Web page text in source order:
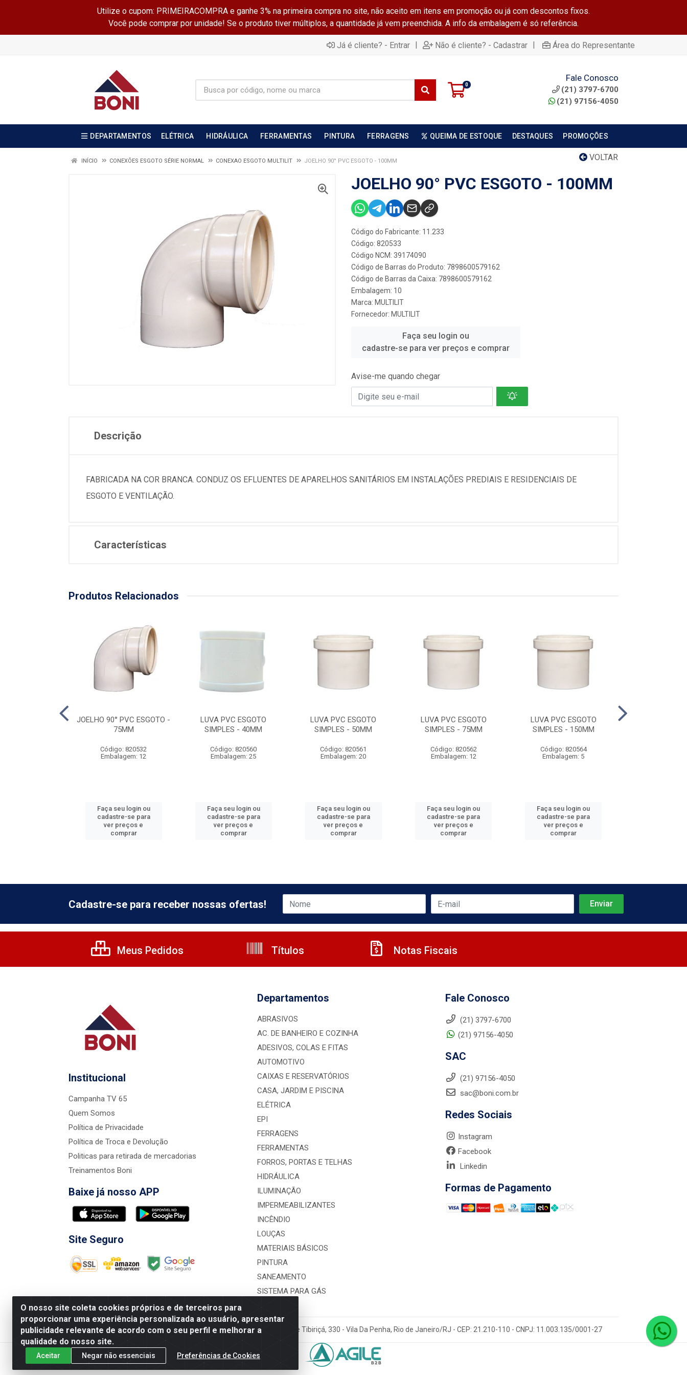
Utilize o cupom: PRIMEIRACOMPRA e ganhe 3% na primeira compra no site, não aceito em itens em promoção ou já com descontos fixos.
Você pode comprar por unidade! Se o produto tiver múltiplos, a quantidade já vem preenchida. A info da embalagem é só referência.
Já é cliente? - Entrar | Não é cliente? - Cadastrar | Área do Representante
0
Fale Conosco
(21) 3797-6700
(21) 97156-4050
DEPARTAMENTOS ELÉTRICA HIDRÁULICA FERRAMENTAS PINTURA FERRAGENS QUEIMA DE ESTOQUE DESTAQUES PROMOÇÕES
VOLTAR
INÍCIO CONEXÕES ESGOTO SÉRIE NORMAL CONEXAO ESGOTO MULTILIT JOELHO 90° PVC ESGOTO - 100MM
JOELHO 90° PVC ESGOTO - 100MM
Código do Fabricante: 11.233
Código: 820533
Código NCM: 39174090
Código de Barras do Produto: 7898600579162
Código de Barras da Caixa: 7898600579162
Embalagem: 10
Marca: MULTILIT
Fornecedor: MULTILIT
Faça seu login ou
cadastre-se para ver preços e comprar
Avise-me quando chegar
Descrição
FABRICADA NA COR BRANCA. CONDUZ OS EFLUENTES DE APARELHOS SANITÁRIOS EM INSTALAÇÕES PREDIAIS E RESIDENCIAIS DE
ESGOTO E VENTILAÇÃO.
Características
Produtos Relacionados
JOELHO 90° PVC ESGOTO -
75MM
Código: 820532
Embalagem: 12
Faça seu login ou
cadastre-se para
ver preços e
comprar
LUVA PVC ESGOTO
SIMPLES - 40MM
Código: 820560
Embalagem: 25
Faça seu login ou
cadastre-se para
ver preços e
comprar
LUVA PVC ESGOTO
SIMPLES - 50MM
Código: 820561
Embalagem: 20
Faça seu login ou
cadastre-se para
ver preços e
comprar
LUVA PVC ESGOTO
SIMPLES - 75MM
Código: 820562
Embalagem: 12
Faça seu login ou
cadastre-se para
ver preços e
comprar
LUVA PVC ESGOTO
SIMPLES - 150MM
Código: 820564
Embalagem: 5
Faça seu login ou
cadastre-se para
ver preços e
comprar
O nosso site coleta cookies próprios e de terceiros para
proporcionar uma experiência personalizada ao usuário, apresentar
publicidade relevante de acordo com o seu perfil e melhorar a
qualidade do nosso site.
Aceitar Negar não essenciais Preferências de Cookies
Cadastre-se para receber nossas ofertas!
Meus Pedidos Títulos Notas Fiscais
Institucional
Campanha TV 65
Quem Somos
Política de Privacidade
Política de Troca e Devolução
Politicas para retirada de mercadorias
Treinamentos Boni
Baixe já nosso APP
Site Seguro
Departamentos
ABRASIVOS
AC. DE BANHEIRO E COZINHA
ADESIVOS, COLAS E FITAS
AUTOMOTIVO
CAIXAS E RESERVATÓRIOS
CASA, JARDIM E PISCINA
ELÉTRICA
EPI
FERRAGENS
FERRAMENTAS
FORROS, PORTAS E TELHAS
HIDRÁULICA
ILUMINAÇÃO
IMPERMEABILIZANTES
INCÊNDIO
LOUÇAS
MATERIAIS BÁSICOS
PINTURA
SANEAMENTO
SISTEMA PARA GÁS
Fale Conosco
(21) 3797-6700
(21) 97156-4050
SAC
(21) 97156-4050
sac@boni.com.br
Redes Sociais
Instagram
Facebook
Linkedin
Formas de Pagamento
Nova Boni Distribuidora de Material de Construção LTDA - Rua Alice Tibiriçá, 330 - Vila Da Penha, Rio de Janeiro/RJ - CEP: 21.210-110 - CNPJ: 11.003.135/0001-27